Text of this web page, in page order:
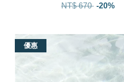
NT$ 670 -20%
優惠